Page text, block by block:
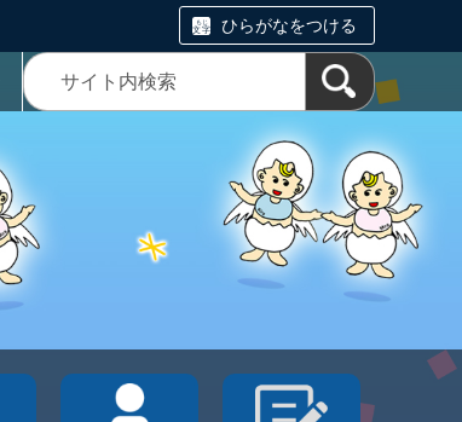
ひらがなをつける